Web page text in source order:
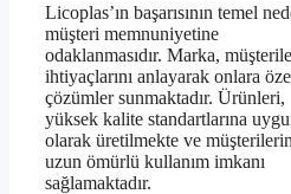
Licoplas’ın başarısının temel
müşteri memnuniyetine
odaklanmasıdır. Marka,
ihtiyaçlarını anlayarak onlara
çözümler sunmaktadır. Ürünleri,
yüksek kalite standartlarına
olarak üretilmekte ve
uzun ömürlü kullanım imkanı
sağlamaktadır.